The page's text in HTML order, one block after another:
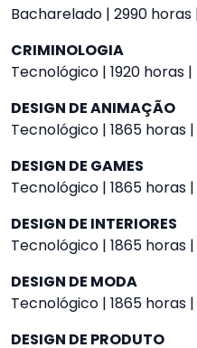
Bacharelado | 2990 horas
CRIMINOLOGIA
Tecnológico | 1920 horas |
DESIGN DE ANIMAÇÃO
Tecnológico | 1865 horas |
DESIGN DE GAMES
Tecnológico | 1865 horas |
DESIGN DE INTERIORES
Tecnológico | 1865 horas |
DESIGN DE MODA
Tecnológico | 1865 horas |
DESIGN DE PRODUTO